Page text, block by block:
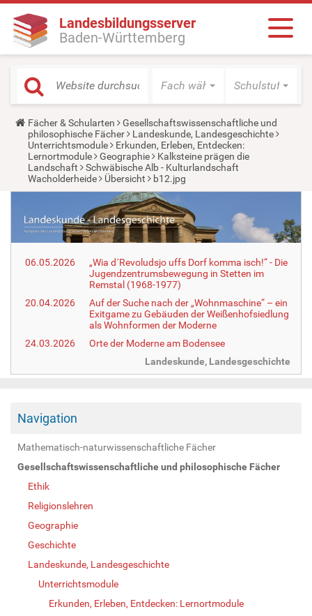
Landesbildungsserver
Baden-Württemberg
Fach wählen Schulstufe
Y
o
u
a
r
e
h
e
:
Fächer & Schularten
Gesellschaftswissenschaftliche und
philosophische Fächer
Landeskunde, Landesgeschichte
Unterrichtsmodule
Erkunden, Erleben, Entdecken:
Lernortmodule
Geographie
Kalksteine prägen die
Landschaft
Schwäbische Alb - Kulturlandschaft
Wacholderheide
Übersicht b12.jpg
06.05.2026
„Wia d´Revoludsjo uffs Dorf komma isch!“ - Die
Jugendzentrumsbewegung in Stetten im
Remstal (1968-1977)
20.04.2026
Auf der Suche nach der „Wohnmaschine“ – ein
Exitgame zu Gebäuden der Weißenhofsiedlung
als Wohnformen der Moderne
24.03.2026
Orte der Moderne am Bodensee
Landeskunde, Landesgeschichte
Navigation
Mathematisch-naturwissenschaftliche Fächer
Gesellschaftswissenschaftliche und philosophische Fächer
Ethik
Religionslehren
Geographie
Geschichte
Landeskunde, Landesgeschichte
Unterrichtsmodule
Erkunden, Erleben, Entdecken: Lernortmodule